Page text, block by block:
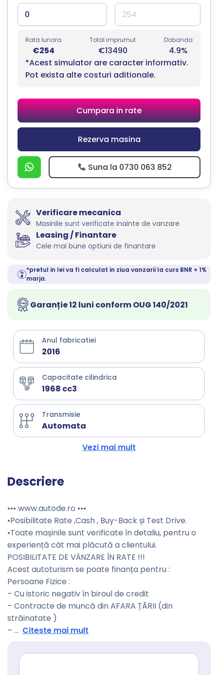
Rata lunara
€254
Total imprumut
€13490
Dobanda
4.9%
*Acest simulator are caracter informativ.
Pot exista alte costuri aditionale.
Cumpara in rate
Rezerva masina
Suna la 0730 063 852
Verificare mecanica
Masinile sunt verificate inainte de vanzare
Leasing / Finantare
Cele mai bune optiuni de finantare
*pretul in lei va fi calculat in ziua vanzarii la curs BNR + 1%
marja.
Garanție 12 luni conform OUG 140/2021
Anul fabricatiei
2016
Capacitate cilindrica
1968 cc3
Transmisie
Automata
Vezi mai mult
Descriere
••• www.autode.ro •••
•Posibilitate Rate ,Cash , Buy-Back și Test Drive.
•Toate mașinile sunt verificate în detaliu, pentru o
experiență cât mai plăcută a clientului.
POSIBILITATE DE VÂNZARE ÎN RATE !!!
Acest autoturism se poate finanța pentru :
Persoane Fizice :
– Cu istoric negativ în biroul de credit
– Contracte de muncă din AFARA ȚĂRII (din
străinatate )
– ... Citeste mai mult